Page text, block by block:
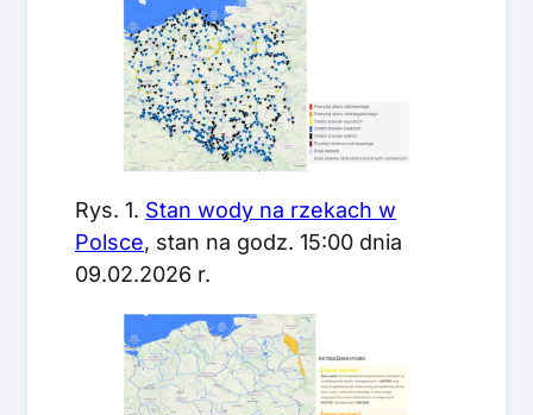
Rys. 1. Stan wody na rzekach w
Polsce, stan na godz. 15:00 dnia
09.02.2026 r.